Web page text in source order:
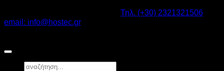
Τηλ. (+30) 2321321506
email: info@hostec.gr
Αναζήτηση